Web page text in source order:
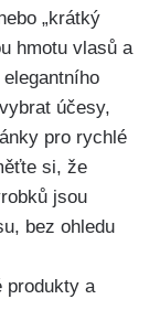
„krátký‍
hmotu vlasů ⁢a
účesy,
pro rychlé
si, že
jsou
bez ohledu